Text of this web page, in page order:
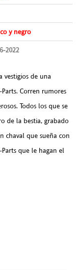
y negro
2022
vestigios de una
Corren rumores
Todos los que se
de la bestia, grabado
chaval que sueña con
que le hagan el